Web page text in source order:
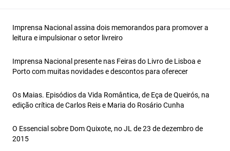
Imprensa Nacional assina dois memorandos para promover a
leitura e impulsionar o setor livreiro
Imprensa Nacional presente nas Feiras do Livro de Lisboa e
Porto com muitas novidades e descontos para oferecer
Os Maias. Episódios da Vida Romântica, de Eça de Queirós, na
edição crítica de Carlos Reis e Maria do Rosário Cunha
O Essencial sobre Dom Quixote, no JL de 23 de dezembro de
2015